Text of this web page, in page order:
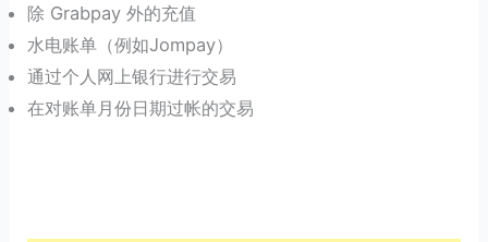
除 Grabpay 外的充值
水电账单（例如Jompay）
通过个人网上银行进行交易
在对账单月份日期过帐的交易